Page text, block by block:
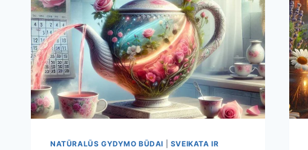
PADĖTI
VIRŠKINIMUI,
KVĖPAVIMUI
IR
SAVIJAUTAI
NATŪRALŪS GYDYMO BŪDAI
SVEIKATA IR